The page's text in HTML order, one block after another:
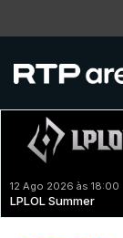
12 Ago 2026 às 18:00
LPLOL Summer